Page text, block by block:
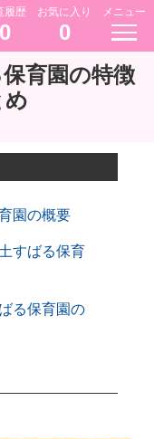
履歴
0
お気に入り
0
メニュー
育園の特徴
め
園の概要
すばる保育
る保育園の